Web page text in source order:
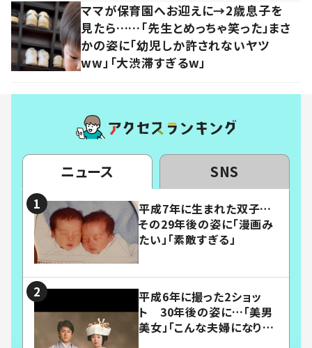
ママが保育園へお迎えに→2歳息子を
見たら……「先生とめっちゃ笑った」まさ
かの姿に「幼児しか許されないヤツ
ww」「大渋滞すぎるw」
ニュース SNS
平成7年に生まれた双子…
その29年後の姿に「漫画み
たい」「素敵すぎる」
平成6年に撮った2ショッ
ト 30年後の姿に…「美男
美女」「こんな夫婦になりた